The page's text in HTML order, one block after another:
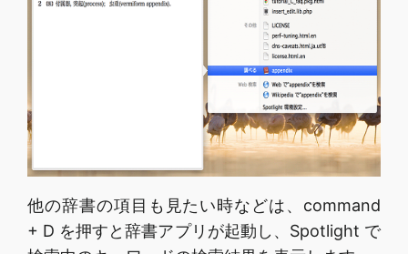
他の辞書の項目も見たい時などは、command
+ D を押すと辞書アプリが起動し、Spotlight で